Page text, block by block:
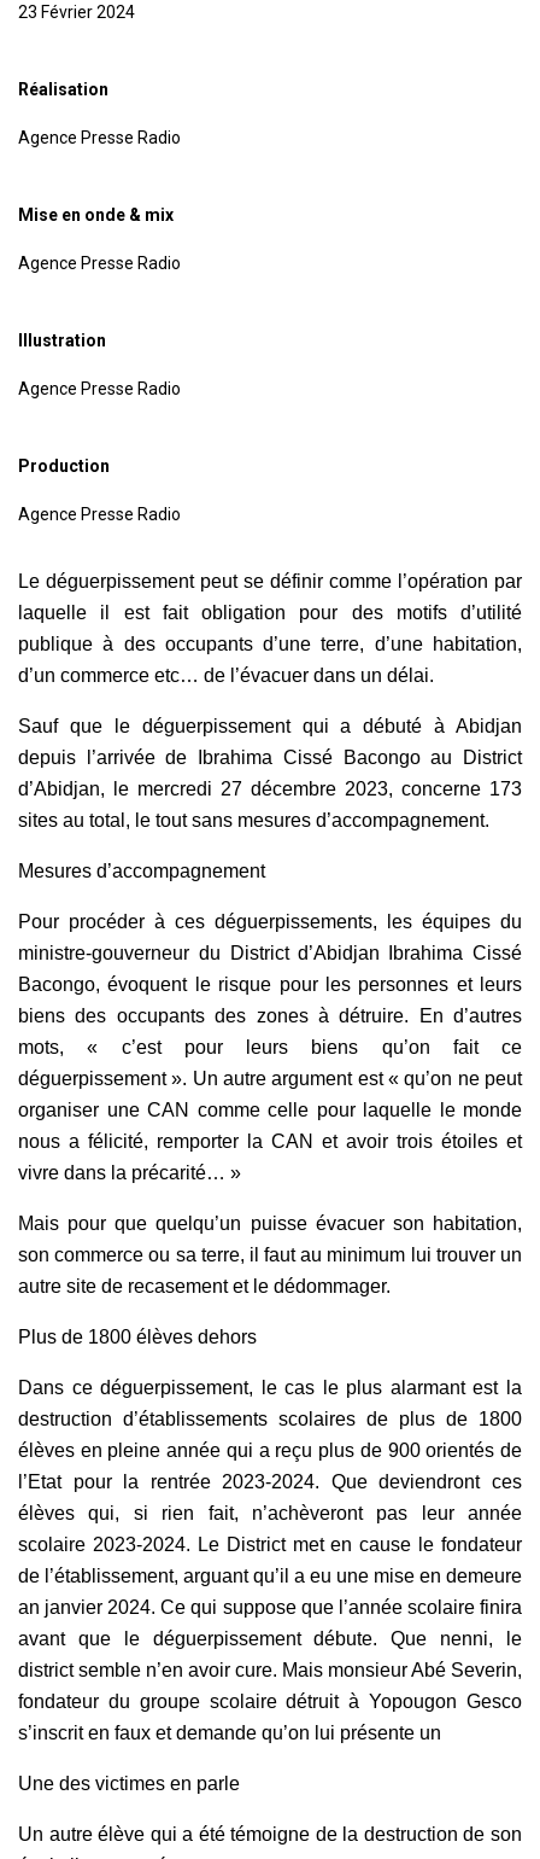
23 Février 2024
Réalisation
Agence Presse Radio
Mise en onde & mix
Agence Presse Radio
Illustration
Agence Presse Radio
Production
Agence Presse Radio
Le déguerpissement peut se définir comme l’opération par
laquelle il est fait obligation pour des motifs d’utilité
publique à des occupants d’une terre, d’une habitation,
d’un commerce etc… de l’évacuer dans un délai.
Sauf que le déguerpissement qui a débuté à Abidjan
depuis l’arrivée de Ibrahima Cissé Bacongo au District
d’Abidjan, le mercredi 27 décembre 2023, concerne 173
sites au total, le tout sans mesures d’accompagnement.
Mesures d’accompagnement
Pour procéder à ces déguerpissements, les équipes du
ministre-gouverneur du District d’Abidjan
Ibrahima Cissé
Bacongo, évoquent le risque pour les personnes et leurs
biens des occupants des zones à détruire. En d’autres
mots, « c’est pour leurs biens qu’on fait ce
déguerpissement ». Un autre argument est « qu’on ne peut
organiser une CAN comme celle pour laquelle le monde
nous a félicité, remporter la CAN et avoir trois étoiles et
vivre dans la précarité… »
Mais pour que quelqu’un puisse évacuer son habitation,
son commerce ou sa terre, il faut au minimum lui trouver un
autre site de recasement et le dédommager.
Plus de 1800 élèves dehors
Dans ce déguerpissement, le cas le plus alarmant est la
destruction d’établissements scolaires de plus de 1800
élèves en pleine année qui a reçu plus de 900 orientés de
l’Etat pour la rentrée 2023-2024. Que deviendront ces
élèves qui, si rien fait, n’achèveront pas leur année
scolaire 2023-2024. Le District met en cause le fondateur
de l’établissement, arguant qu’il a eu une mise en demeure
an janvier 2024. Ce qui suppose que l’année scolaire finira
avant que le déguerpissement débute. Que nenni, le
district semble n’en avoir cure. Mais monsieur Abé Severin,
fondateur du groupe scolaire détruit à Yopougon Gesco
s’inscrit en faux et demande qu’on lui présente un
Une des victimes en parle
Un autre élève qui a été témoigne de la destruction de son